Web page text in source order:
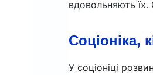
вдовольняють
Соціоніка,
У соціоніці